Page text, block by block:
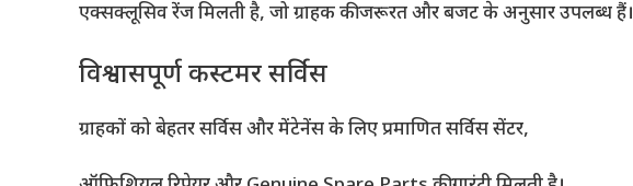
एक्सक्लूसिव रेंज मिलती है, जो ग्राहक की जरूरत और बजट के अनुसार उपलब्ध हैं।
विश्वासपूर्ण कस्टमर सर्विस
ग्राहकों को बेहतर सर्विस और मेंटेनेंस के लिए प्रमाणित सर्विस सेंटर,